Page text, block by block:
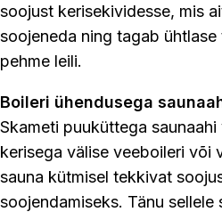
soojust kerisekividesse, mis
soojeneda ning tagab
pehme leili.
Boileri ühendusega
Skameti puuküttega
kerisega välise veeboileri või
sauna kütmisel tekkivat
soojendamiseks. Tänu sellele